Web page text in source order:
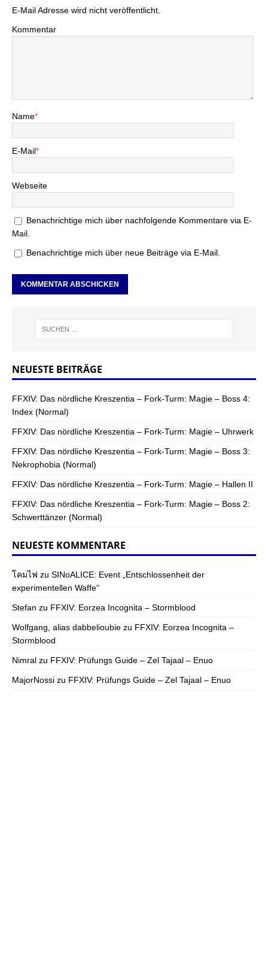
E-Mail Adresse wird nicht veröffentlicht.
Kommentar
Name*
E-Mail*
Webseite
Benachrichtige mich über nachfolgende Kommentare via E-
Mail.
Benachrichtige mich über neue Beiträge via E-Mail.
NEUESTE BEITRÄGE
FFXIV: Das nördliche Kreszentia – Fork-Turm: Magie – Boss 4:
Index (Normal)
FFXIV: Das nördliche Kreszentia – Fork-Turm: Magie – Uhrwerk
FFXIV: Das nördliche Kreszentia – Fork-Turm: Magie – Boss 3:
Nekrophobia (Normal)
FFXIV: Das nördliche Kreszentia – Fork-Turm: Magie – Hallen II
FFXIV: Das nördliche Kreszentia – Fork-Turm: Magie – Boss 2:
Schwerttänzer (Normal)
NEUESTE KOMMENTARE
โคมไฟ zu SINoALICE: Event „Entschlossenheit der
experimentellen Waffe“
Stefan zu FFXIV: Eorzea Incognita – Stormblood
Wolfgang, alias dabbelioubie zu FFXIV: Eorzea Incognita –
Stormblood
Nimral zu FFXIV: Prüfungs Guide – Zel Tajaal – Enuo
MajorNossi zu FFXIV: Prüfungs Guide – Zel Tajaal – Enuo